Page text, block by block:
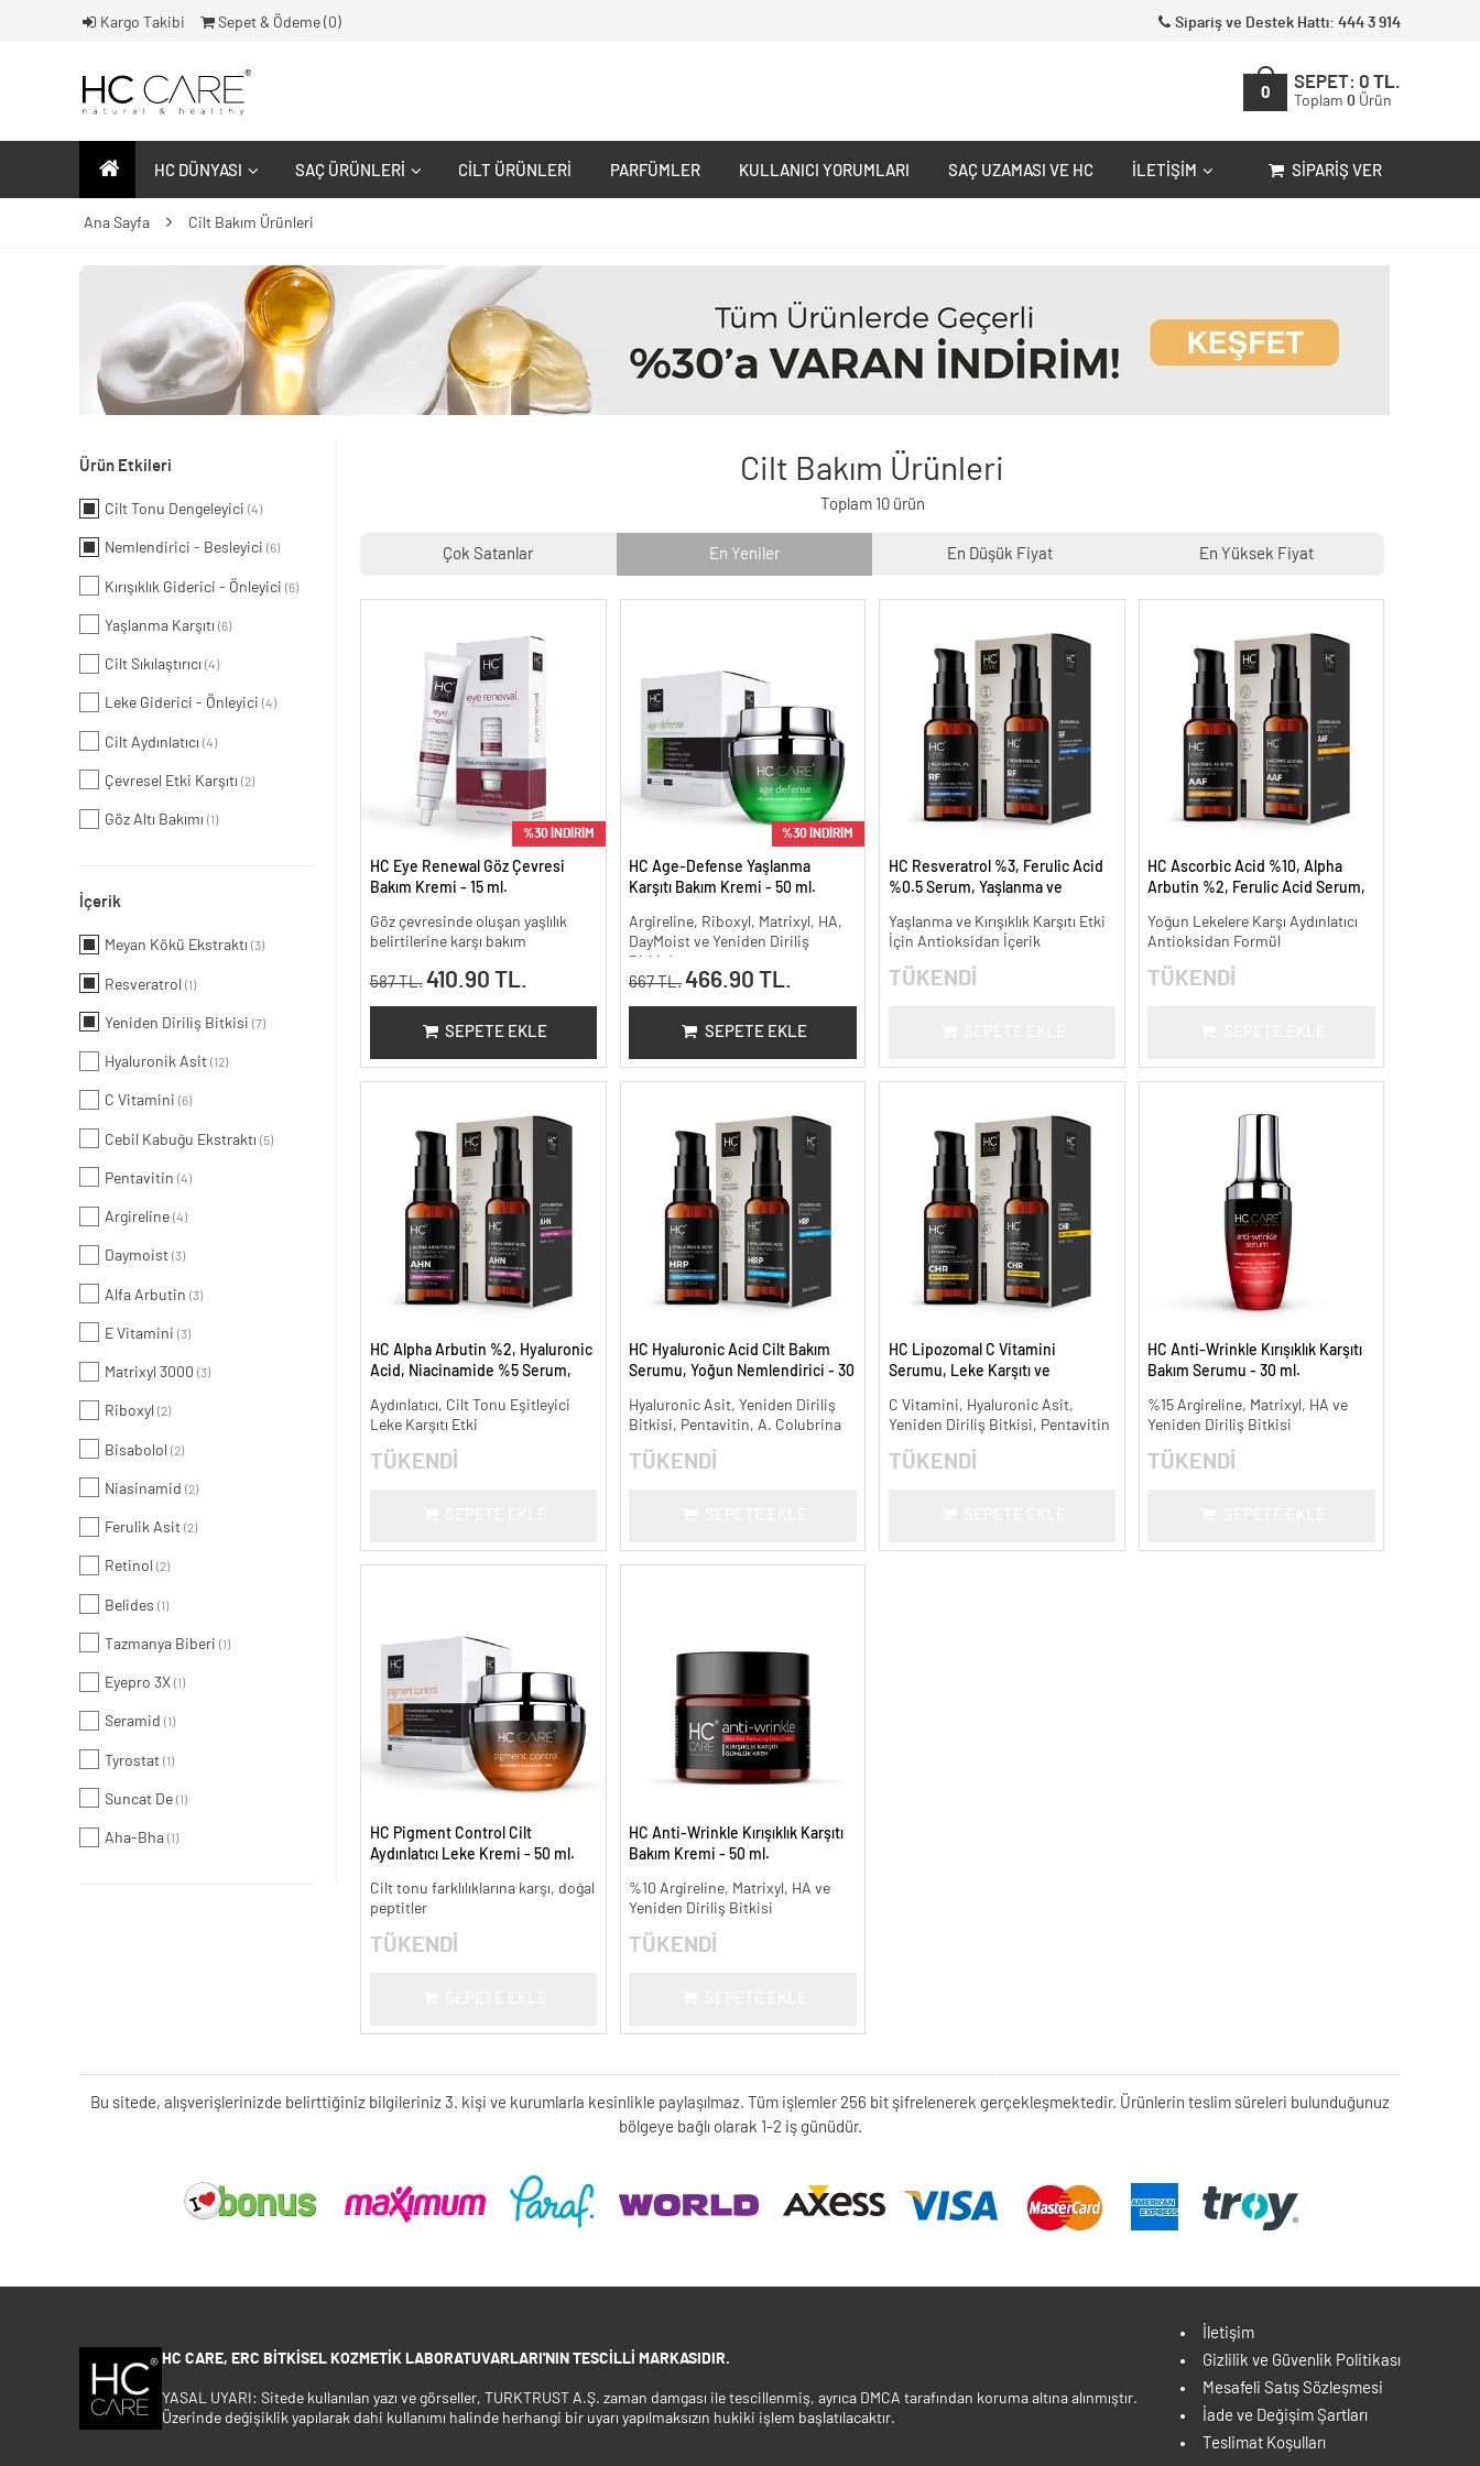
Kargo Takibi Sepet & Ödeme ( 0) Sipariş ve Destek Hattı: 444 3 914
0
SEPET: 0 TL.
Toplam 0 Ürün
HC DÜNYASI SAÇ ÜRÜNLERI CILT ÜRÜNLERI PARFÜMLER KULLANICI YORUMLARI SAÇ UZAMASI VE HC İLETIŞIM SIPARIŞ VER
Ana Sayfa Cilt Bakım Ürünleri
Ürün Etkileri
Cilt Tonu Dengeleyici (4)
Nemlendirici - Besleyici (6)
Kırışıklık Giderici - Önleyici (6)
Yaşlanma Karşıtı (6)
Cilt Sıkılaştırıcı (4)
Leke Giderici - Önleyici (4)
Cilt Aydınlatıcı (4)
Çevresel Etki Karşıtı (2)
Göz Altı Bakımı (1)
İçerik
Meyan Kökü Ekstraktı (3)
Resveratrol (1)
Yeniden Diriliş Bitkisi (7)
Hyaluronik Asit (12)
C Vitamini (6)
Cebil Kabuğu Ekstraktı (5)
Pentavitin (4)
Argireline (4)
Daymoist (3)
Alfa Arbutin (3)
E Vitamini (3)
Matrixyl 3000 (3)
Riboxyl (2)
Bisabolol (2)
Niasinamid (2)
Ferulik Asit (2)
Retinol (2)
Belides (1)
Tazmanya Biberi (1)
Eyepro 3X (1)
Seramid (1)
Tyrostat (1)
Suncat De (1)
Aha-Bha (1)
Cilt Bakım Ürünleri
Toplam 10 ürün
Çok Satanlar En Yeniler En Düşük Fiyat En Yüksek Fiyat
%30 İNDİRİM
HC Eye Renewal Göz Çevresi
Bakım Kremi - 15 ml.
Göz çevresinde oluşan yaşlılık
belirtilerine karşı bakım
587 TL. 410.90 TL.
SEPETE EKLE
%30 İNDİRİM
HC Age-Defense Yaşlanma
Karşıtı Bakım Kremi - 50 ml.
Argireline, Riboxyl, Matrixyl, HA,
DayMoist ve Yeniden Diriliş
667 TL. 466.90 TL.
SEPETE EKLE
HC Resveratrol %3, Ferulic Acid
%0.5 Serum, Yaşlanma ve
Yaşlanma ve Kırışıklık Karşıtı Etki
İçin Antioksidan İçerik
TÜKENDİ
HC Ascorbic Acid %10, Alpha
Arbutin %2, Ferulic Acid Serum,
ml.
Yoğun Lekelere Karşı Aydınlatıcı
Antioksidan Formül
TÜKENDİ
HC Alpha Arbutin %2, Hyaluronic
Acid, Niacinamide %5 Serum,
Aydınlatıcı, Cilt Tonu Eşitleyici
Leke Karşıtı Etki
TÜKENDİ
HC Hyaluronic Acid Cilt Bakım
Serumu, Yoğun Nemlendirici - 30
Hyaluronic Asit, Yeniden Diriliş
Bitkisi, Pentavitin, A. Colubrina
TÜKENDİ
HC Lipozomal C Vitamini
Serumu, Leke Karşıtı ve
C Vitamini, Hyaluronic Asit,
Yeniden Diriliş Bitkisi, Pentavitin
TÜKENDİ
HC Anti-Wrinkle Kırışıklık Karşıtı
Bakım Serumu - 30 ml.
%15 Argireline, Matrixyl, HA ve
Yeniden Diriliş Bitkisi
TÜKENDİ
HC Pigment Control Cilt
Aydınlatıcı Leke Kremi - 50 ml.
Cilt tonu farklılıklarına karşı, doğal
peptitler
TÜKENDİ
HC Anti-Wrinkle Kırışıklık Karşıtı
Bakım Kremi - 50 ml.
%10 Argireline, Matrixyl, HA ve
Yeniden Diriliş Bitkisi
TÜKENDİ
Bu sitede, alışverişlerinizde belirttiğiniz bilgileriniz 3. kişi ve kurumlarla kesinlikle paylaşılmaz. Tüm işlemler 256 bit şifrelenerek gerçekleşmektedir. Ürünlerin teslim süreleri bulunduğunuz
bölgeye bağlı olarak 1-2 iş günüdür.
HC CARE, ERC BITKISEL KOZMETIK LABORATUVARLARI'NIN TESCILLI MARKASIDIR.
YASAL UYARI: Sitede kullanılan yazı ve görseller, TURKTRUST A.Ş. zaman damgası ile tescillenmiş, ayrıca DMCA tarafından koruma altına alınmıştır.
Üzerinde değişiklik yapılarak dahi kullanımı halinde herhangi bir uyarı yapılmaksızın hukiki işlem başlatılacaktır.
İletişim
Gizlilik ve Güvenlik Politikası
Mesafeli Satış Sözleşmesi
İade ve Değişim Şartları
Teslimat Koşulları